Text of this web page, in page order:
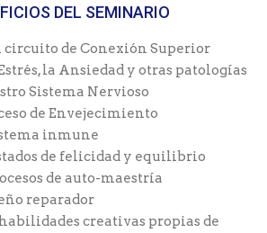
DEL SEMINARIO
de Conexión Superior
la Ansiedad y otras patologías
Sistema Nervioso
de Envejecimiento
inmune
de felicidad y equilibrio
de auto-maestría
reparador
creativas propias de